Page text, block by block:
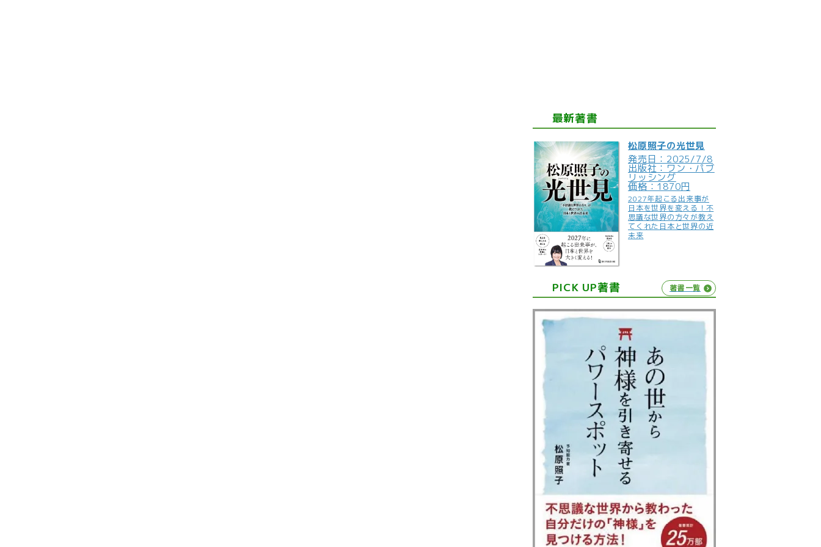
最新著書
松原照子の光世見
発売日：2025/7/8
出版社：ワン・パブ
リッシング
価格：1870円
2027年起こる出来事が
日本を世界を変える！不
思議な世界の方々が教え
てくれた日本と世界の近
未来
PICK UP著書 著書一覧